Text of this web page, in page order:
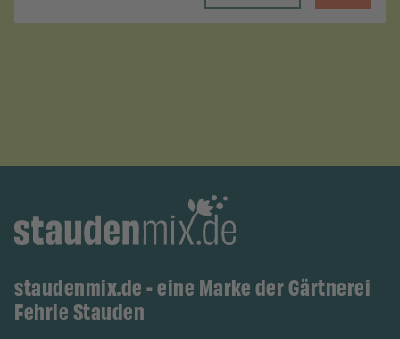
staudenmix.de - eine Marke der Gärtnerei
Fehrle Stauden